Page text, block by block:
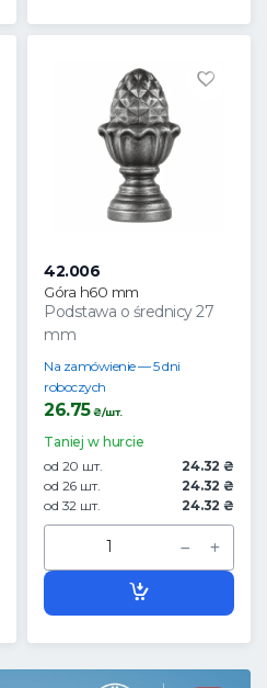
42.006
Góra h60 mm
Podstawa o średnicy 27
mm
Na zamówienie — 5 dni
roboczych
26.75₴/шт.
Taniej w hurcie
od 20 шт.
24.32 ₴
od 26 шт.
24.32 ₴
od 32 шт.
24.32 ₴